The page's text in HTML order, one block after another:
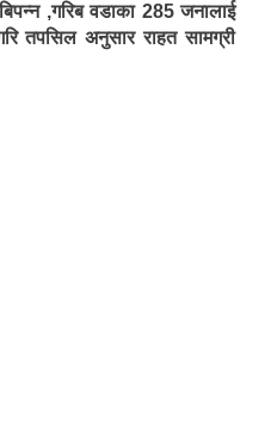
,गरिब वडाका 285 जनालाई
तपसिल अनुसार राहत सामग्री